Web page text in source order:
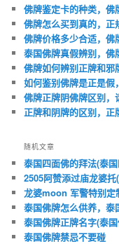
佛牌鉴定卡的种类，佛
佛牌怎么买到真的，
佛牌价格多少合适，佛
泰国佛牌真假辨别，佛
佛牌如何辨别正牌和邪
如何鉴别佛牌是正是
佛牌正牌阴佛牌区别，
正牌和阴牌的区别，
随机文章
泰国四面佛的拜法(泰
2505阿赞添过庙龙婆
龙婆moon 军警特别定
泰国佛牌怎么供养，
泰国佛牌正牌名字(泰
泰国佛牌禁忌不要碰